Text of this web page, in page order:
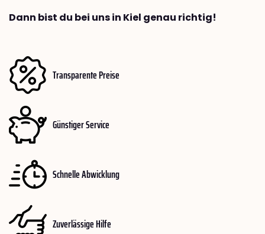
Dann bist du bei uns in Kiel genau richtig!
Transparente Preise
Günstiger Service
Schnelle Abwicklung
Zuverlässige Hilfe